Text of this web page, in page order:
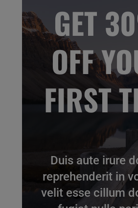
GET
OFF
FIRST
Duis aute irure
reprehenderit in
velit esse cillum